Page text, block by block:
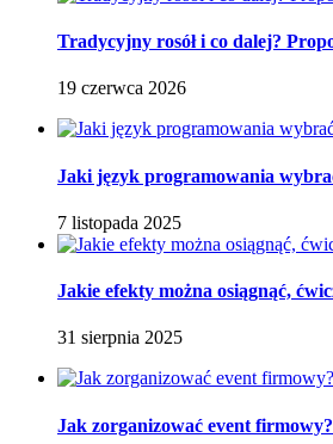
Tradycyjny rosół i co dalej?
19 czerwca 2026
Jaki język programowania
7 listopada 2025
Jakie efekty można osiągnąć,
31 sierpnia 2025
Jak zorganizować event